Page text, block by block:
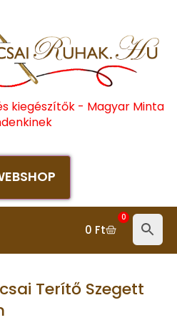
kiegészítők - Magyar Minta
0 Ft
0
Terítő Szegett